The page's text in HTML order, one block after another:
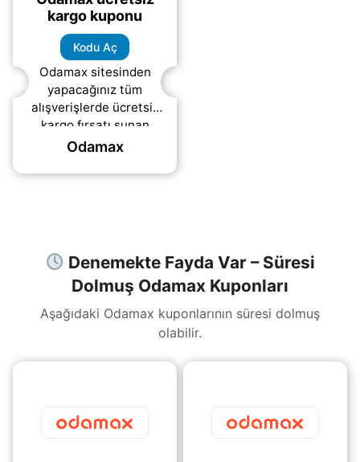
kargo kuponu
Kodu Aç
Odamax sitesinden
yapacağınız tüm
alışverişlerde ücretsiz
kargo fırsatı sunan
kupon kodu.
Odamax
Denemekte Fayda Var – Süresi
Dolmuş Odamax Kuponları
Aşağıdaki Odamax kuponlarının süresi dolmuş
olabilir.